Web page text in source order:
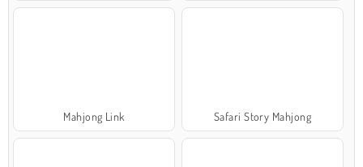
Mahjong Link Safari Story Mahjong